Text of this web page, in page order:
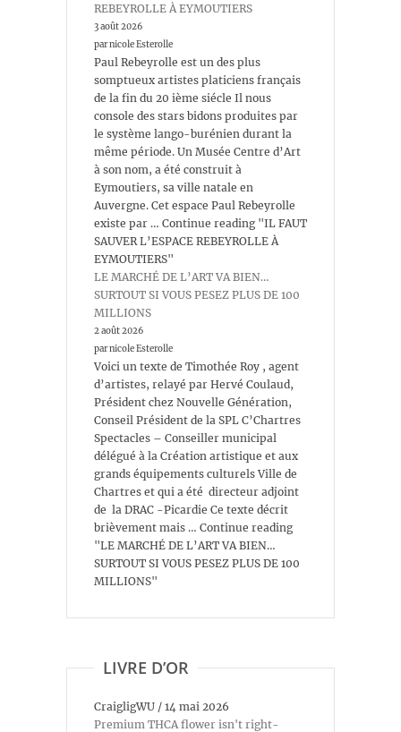
REBEYROLLE À EYMOUTIERS
3 août 2026
par nicole Esterolle
Paul Rebeyrolle est un des plus
somptueux artistes platiciens français
de la fin du 20 ième siécle Il nous
console des stars bidons produites par
le système lango-burénien durant la
même période. Un Musée Centre d’Art
à son nom, a été construit à
Eymoutiers, sa ville natale en
Auvergne. Cet espace Paul Rebeyrolle
existe par … Continue reading "IL FAUT
SAUVER L’ESPACE REBEYROLLE À
EYMOUTIERS"
LE MARCHÉ DE L’ART VA BIEN…
SURTOUT SI VOUS PESEZ PLUS DE 100
MILLIONS
2 août 2026
par nicole Esterolle
Voici un texte de Timothée Roy , agent
d’artistes, relayé par Hervé Coulaud,
Président chez Nouvelle Génération,
Conseil Président de la SPL C’Chartres
Spectacles – Conseiller municipal
délégué à la Création artistique et aux
grands équipements culturels Ville de
Chartres et qui a été directeur adjoint
de la DRAC -Picardie Ce texte décrit
brièvement mais … Continue reading
"LE MARCHÉ DE L’ART VA BIEN…
SURTOUT SI VOUS PESEZ PLUS DE 100
MILLIONS"
LIVRE D’OR
CraigligWU / 14 mai 2026
Premium THCA flower isn't right-